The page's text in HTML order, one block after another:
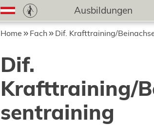
Ausbildungen
Home Fach Dif. Krafttraining/
Dif.
Krafttraining/
sentraining